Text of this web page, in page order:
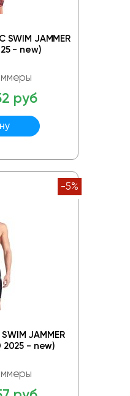
SWIM JAMMER
- new)
руб
-5%
JAMMER
2025 - new)